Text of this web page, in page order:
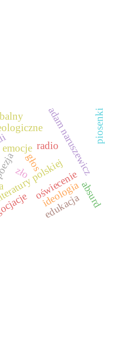
oświecenie
polskiej
adam naruszewicz
emocje
ideologia
zło
piosenki
radio
głos
edukacjaabsurd